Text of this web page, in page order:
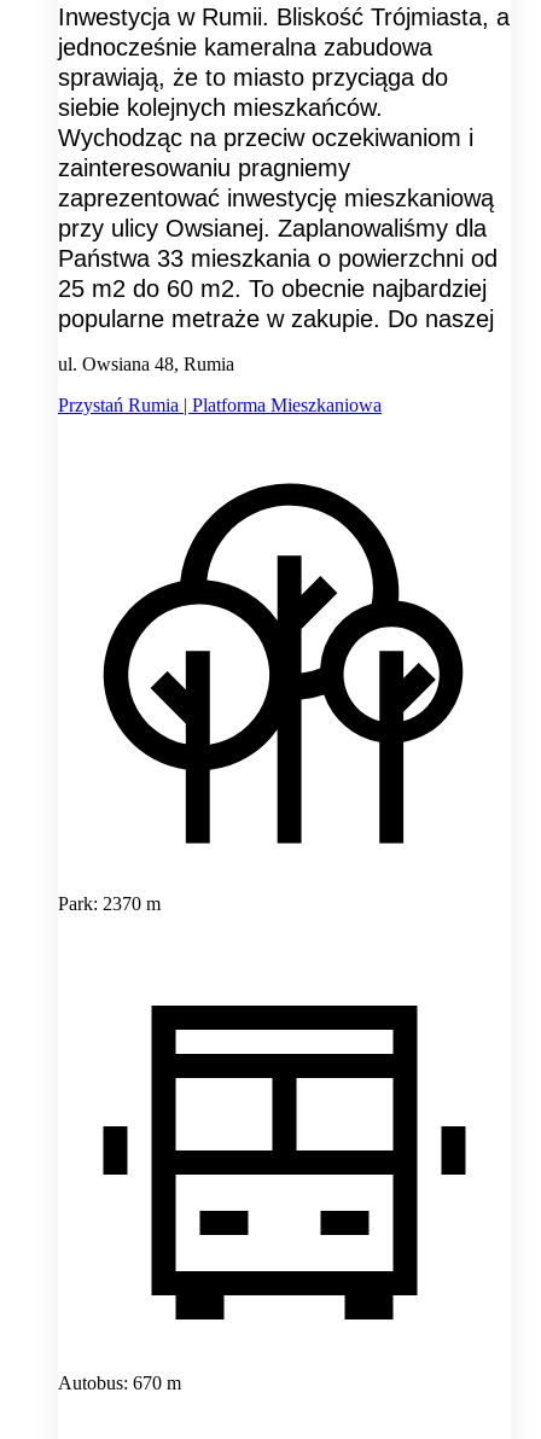
Inwestycja w Rumii. Bliskość Trójmiasta, a
jednocześnie kameralna zabudowa
sprawiają, że to miasto przyciąga do
siebie kolejnych mieszkańców.
Wychodząc na przeciw oczekiwaniom i
zainteresowaniu pragniemy
zaprezentować inwestycję mieszkaniową
przy ulicy Owsianej. Zaplanowaliśmy dla
Państwa 33 mieszkania o powierzchni od
25 m2 do 60 m2. To obecnie najbardziej
popularne metraże w zakupie. Do naszej
ul. Owsiana 48, Rumia
Przystań Rumia | Platforma Mieszkaniowa
Park: 2370 m
Autobus: 670 m